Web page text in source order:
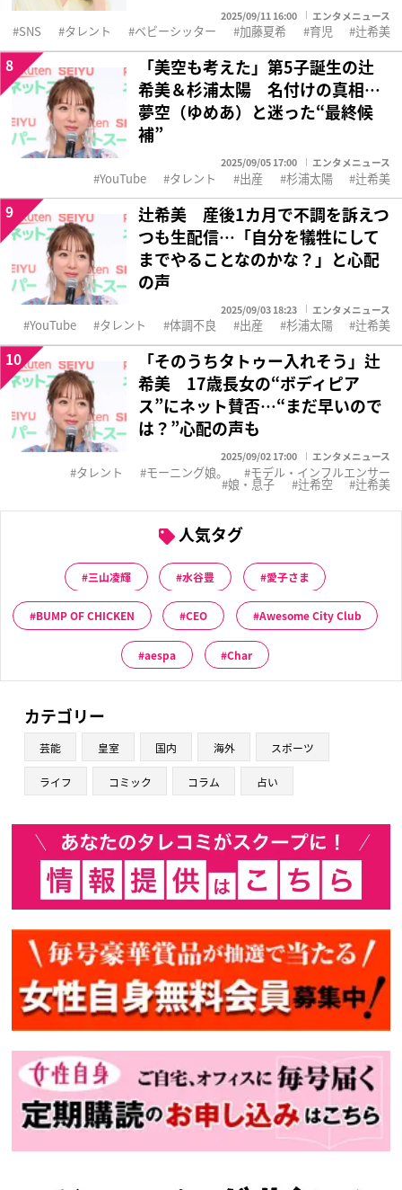
2025/09/11 16:00 エンタメニュース
SNS タレント ベビーシッター 加藤夏希 育児 辻希美
「美空も考えた」第5子誕生の辻
希美＆杉浦太陽 名付けの真相…
夢空（ゆめあ）と迷った“最終候
補”
2025/09/05 17:00 エンタメニュース
8
YouTube タレント 出産 杉浦太陽 辻希美
辻希美 産後1カ月で不調を訴えつ
つも生配信…「自分を犠牲にして
までやることなのかな？」と心配
の声
2025/09/03 18:23 エンタメニュース
9
YouTube タレント 体調不良 出産 杉浦太陽 辻希美
「そのうちタトゥー入れそう」辻
希美 17歳長女の“ボディピア
ス”にネット賛否…“まだ早いので
は？”心配の声も
2025/09/02 17:00 エンタメニュース
10
タレント モーニング娘。 モデル・インフルエンサー
娘・息子 辻希空 辻希美
人気タグ
三山凌輝 水谷豊 愛子さま
BUMP OF CHICKEN CEO Awesome City Club
aespa Char
カテゴリー
芸能 皇室 国内 海外 スポーツ
ライフ コミック コラム 占い